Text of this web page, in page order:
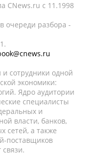
CNews.ru c 11.1998
очереди разбора -
сотрудники одной
экономики:
Ядро аудитории
специалисты
и
власти, банков,
сетей, а также
поставщиков